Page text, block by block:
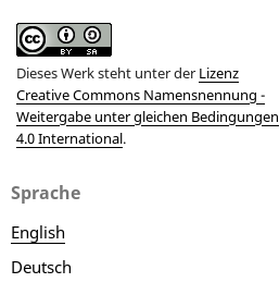
Dieses Werk steht unter der Lizenz
Creative Commons Namensnennung -
Weitergabe unter gleichen Bedingungen
4.0 International.
Sprache
English
Deutsch